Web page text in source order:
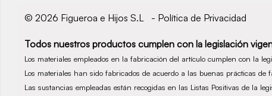
© 2026 Figueroa e Hijos S.L - Política de Privacidad
Todos nuestros productos cumplen con la legislación
Los materiales empleados en la fabricación del artículo cumplen con la
Los materiales han sido fabricados de acuerdo a las buenas prácticas
Las sustancias empleadas están recogidas en las Listas Positivas de la